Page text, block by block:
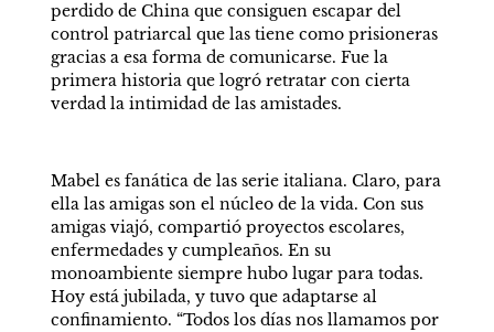
perdido de China que consiguen escapar del
control patriarcal que las tiene como prisioneras
gracias a esa forma de comunicarse. Fue la
primera historia que logró retratar con cierta
verdad la intimidad de las amistades.
Mabel es fanática de las serie italiana. Claro, para
ella las amigas son el núcleo de la vida. Con sus
amigas viajó, compartió proyectos escolares,
enfermedades y cumpleaños. En su
monoambiente siempre hubo lugar para todas.
Hoy está jubilada, y tuvo que adaptarse al
confinamiento. “Todos los días nos llamamos por